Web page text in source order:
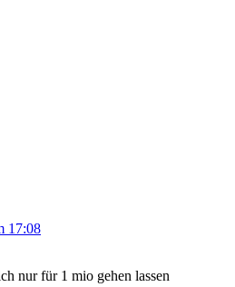
17:08
nur für 1 mio gehen lassen